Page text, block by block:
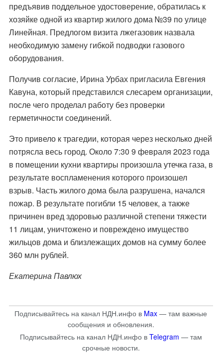
предъявив поддельное удостоверение, обратилась к
хозяйке одной из квартир жилого дома №39 по улице
Линейная. Предлогом визита лжегазовик назвала
необходимую замену гибкой подводки газового
оборудования.
Получив согласие, Ирина Урбах пригласила Евгения
Кавуна, который представился слесарем организации,
после чего проделал работу без проверки
герметичности соединений.
Это привело к трагедии, которая через несколько дней
потрясла весь город. Около 7:30 9 февраля 2023 года
в помещении кухни квартиры произошла утечка газа, в
результате воспламенения которого произошел
взрыв. Часть жилого дома была разрушена, начался
пожар. В результате погибли 15 человек, а также
причинен вред здоровью различной степени тяжести
11 лицам, уничтожено и повреждено имущество
жильцов дома и близлежащих домов на сумму более
360 млн рублей.
Екатерина Павлюх
Подписывайтесь на канал НДН.инфо в Max — там важные
сообщения и обновления.
Подписывайтесь на канал НДН.инфо в Telegram — там
срочные новости.